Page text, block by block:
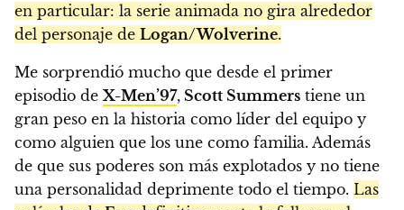
en particular: la serie animada no gira alrededor
del personaje de Logan/Wolverine.
Me sorprendió mucho que desde el primer
episodio de X-Men’97, Scott Summers tiene un
gran peso en la historia como líder del equipo y
como alguien que los une como familia. Además
de que sus poderes son más explotados y no tiene
una personalidad deprimente todo el tiempo. Las